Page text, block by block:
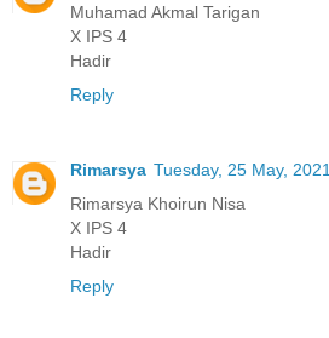
Muhamad Akmal Tarigan
X IPS 4
Hadir
Reply
Rimarsya Tuesday, 25 May, 2021
Rimarsya Khoirun Nisa
X IPS 4
Hadir
Reply